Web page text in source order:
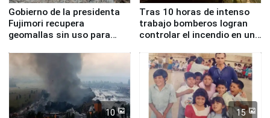
Gobierno de la presidenta
Fujimori recupera
geomallas sin uso para
Fenómeno El Niño
Tras 10 horas de intenso
trabajo bomberos logran
controlar el incendio en una
de Chile
10 15